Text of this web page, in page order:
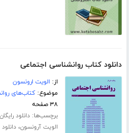
دانلود کتاب روانشناسی اجتماعی
از: الویت ارونسون
موضوع:کتاب‌های
۳۸ صفحه
برچسب‌ها:دانلود
الویت آرونسون،